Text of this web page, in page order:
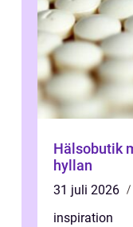
Hälsobutik mer än bara kosttillskott på
hyllan
31 juli 2026
inspiration